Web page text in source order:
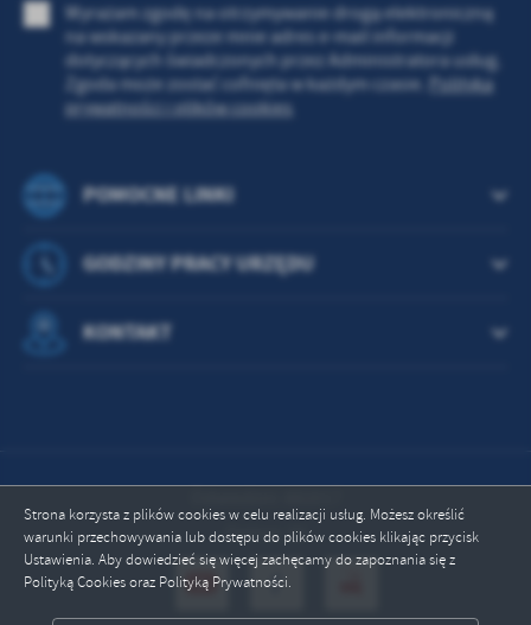
POMOCNE LINKI
Wyrażam zgodę na otrzymywanie drogą elektroniczną
na wskazany przeze mnie adres e-mail informacji
dotyczących świadczonych przez Administratora usług.
Zgoda może zostać cofnięta w każdym czasie.
Polityka
prywatności i plików cookies
GODZINY PRACY URZĘDU
KONTAKT
Online: 30
Strona korzysta z plików cookies w celu realizacji usług. Możesz określić
warunki przechowywania lub dostępu do plików cookies klikając przycisk
Ustawienia. Aby dowiedzieć się więcej zachęcamy do zapoznania się z
Polityką Cookies oraz Polityką Prywatności.